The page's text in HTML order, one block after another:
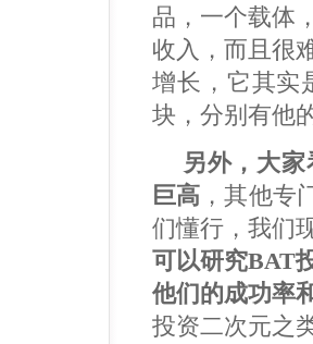
品，一个载体
收入，而且很
增长，它其实
块，分别有他
另外，大
巨高 ，其他专
们懂行，我们
可以研究BAT
他们的成功率
投资二次元之